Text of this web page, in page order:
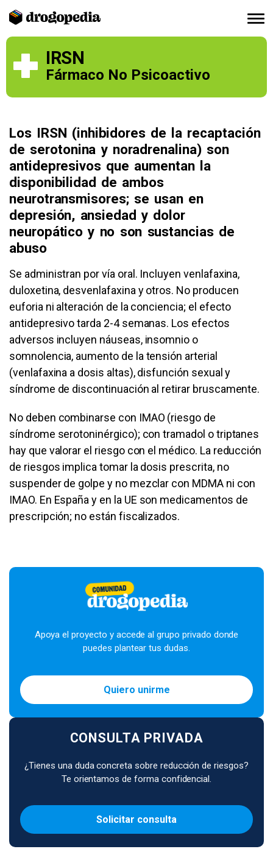
IRSN
Fármaco No Psicoactivo
Los IRSN (inhibidores de la recaptación
de serotonina y noradrenalina) son
antidepresivos que aumentan la
disponibilidad de ambos
neurotransmisores; se usan en
depresión, ansiedad y dolor
neuropático y no son sustancias de
abuso
Se administran por vía oral. Incluyen venlafaxina,
duloxetina, desvenlafaxina y otros. No producen
euforia ni alteración de la conciencia; el efecto
antidepresivo tarda 2-4 semanas. Los efectos
adversos incluyen náuseas, insomnio o
somnolencia, aumento de la tensión arterial
(venlafaxina a dosis altas), disfunción sexual y
síndrome de discontinuación al retirar bruscamente.
No deben combinarse con IMAO (riesgo de
síndrome serotoninérgico); con tramadol o triptanes
hay que valorar el riesgo con el médico. La reducción
de riesgos implica tomar la dosis prescrita, no
suspender de golpe y no mezclar con MDMA ni con
IMAO. En España y en la UE son medicamentos de
prescripción; no están fiscalizados.
Apoya el proyecto y accede al grupo privado donde
puedes plantear tus dudas.
Quiero unirme
CONSULTA PRIVADA
¿Tienes una duda concreta sobre reducción de riesgos?
Te orientamos de forma confidencial.
Solicitar consulta